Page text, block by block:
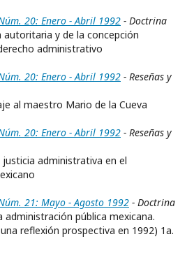
20: Enero - Abril 1992 - Doctrina
autoritaria y de la concepción
administrativo
20: Enero - Abril 1992 - Reseñas y
al maestro Mario de la Cueva
20: Enero - Abril 1992 - Reseñas y
administrativa en el
21: Mayo - Agosto 1992 - Doctrina
administración pública mexicana.
reflexión prospectiva en 1992) 1a.